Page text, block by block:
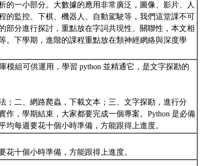
的一小部分。大數據的應用非常廣泛，圖像、影片、人
的監控、下棋、機器人、自動駕駛等，我們這堂課不可
部分進行探討，重點放在字詞共現性、關聯性，本文相
。下學期，進階的課程重點放在類神經網絡與深度學
模組可供運用，學習 python 並精通它，是文字探勘的
；二、網路爬蟲，下載文本；三、文字探勘，進行分
作，學期結束，大家都要完成一個專案。Python 是必備
均每週要花十個小時準備，方能跟得上進度。
花十個小時準備，方能跟得上進度。